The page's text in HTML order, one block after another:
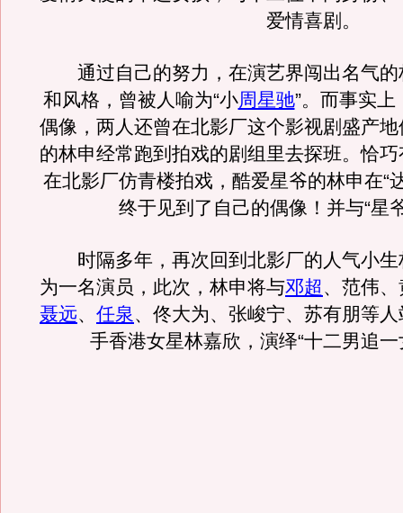
爱情喜剧。
通过自己的努力，在演艺界闯出名气的
和风格，曾被人喻为“小周星驰”。而事实
偶像，两人还曾在北影厂这个影视剧盛产
的林申经常跑到拍戏的剧组里去探班。恰
在北影厂仿青楼拍戏，酷爱星爷的林申在“
终于见到了自己的偶像！并与“星
时隔多年，再次回到北影厂的人气小生
为一名演员，此次，林申将与邓超、范伟
聂远、 任泉、佟大为、张峻宁、苏有朋等
手香港女星林嘉欣，演绎“十二男追